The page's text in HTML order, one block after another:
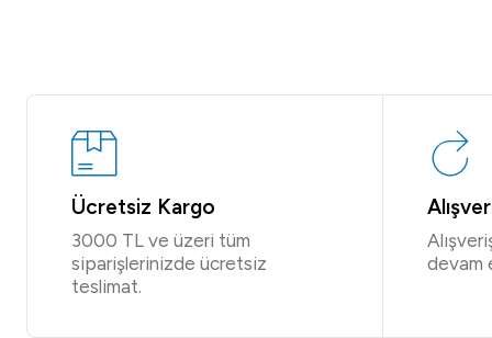
Ücretsiz Kargo
3000 TL ve üzeri tüm
siparişlerinizde ücretsiz
teslimat.
devam